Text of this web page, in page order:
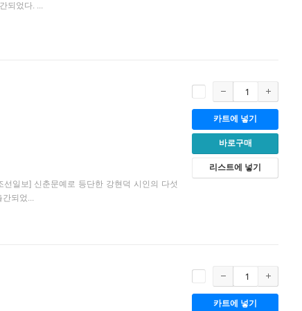
되었다. ...
일보] 신춘문예로 등단한 강현덕 시인의 다섯
간되었...
카트에 넣기
바로구매
리스트에 넣기
카트에 넣기